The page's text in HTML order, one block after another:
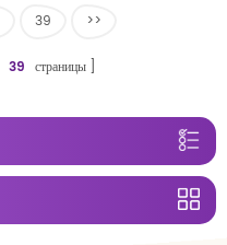
39 >>
39 страницы